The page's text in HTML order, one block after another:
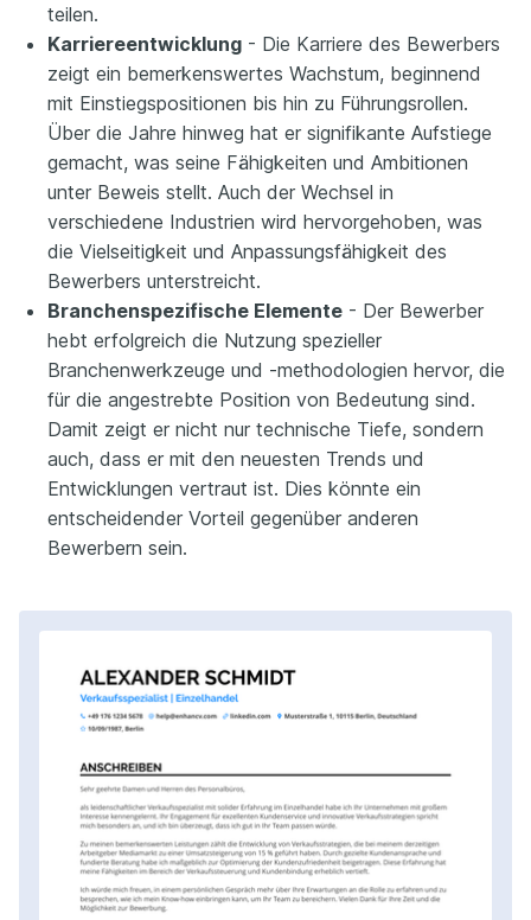
teilen.
Karriereentwicklung - Die Karriere des Bewerbers
zeigt ein bemerkenswertes Wachstum, beginnend
mit Einstiegspositionen bis hin zu Führungsrollen.
Über die Jahre hinweg hat er signifikante Aufstiege
gemacht, was seine Fähigkeiten und Ambitionen
unter Beweis stellt. Auch der Wechsel in
verschiedene Industrien wird hervorgehoben, was
die Vielseitigkeit und Anpassungsfähigkeit des
Bewerbers unterstreicht.
Branchenspezifische Elemente - Der Bewerber
hebt erfolgreich die Nutzung spezieller
Branchenwerkzeuge und -methodologien hervor, die
für die angestrebte Position von Bedeutung sind.
Damit zeigt er nicht nur technische Tiefe, sondern
auch, dass er mit den neuesten Trends und
Entwicklungen vertraut ist. Dies könnte ein
entscheidender Vorteil gegenüber anderen
Bewerbern sein.